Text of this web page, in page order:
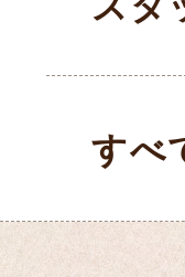
すべ